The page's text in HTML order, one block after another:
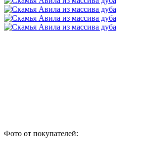
Фото от покупателей: